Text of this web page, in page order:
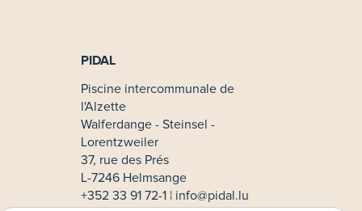
PIDAL
Piscine intercommunale de
l'Alzette
Walferdange - Steinsel -
Lorentzweiler
37, rue des Prés
L-7246 Helmsange
+352 33 91 72-1 ¦ info@pidal.lu